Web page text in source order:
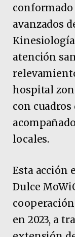
avanzados
Kinesiología
atención
hospital
con
locales.
Esta acción
Dulce
en 2023, a